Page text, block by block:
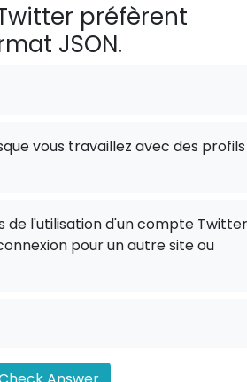
préfèrent
JSON.
vous travaillez avec des profils
de l'utilisation d'un compte
pour un autre site ou